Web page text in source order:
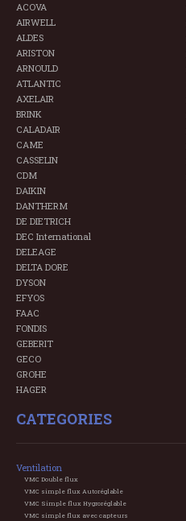
ACOVA
AIRWELL
ALDES
ARISTON
ARNOULD
ATLANTIC
AXELAIR
BRINK
CALADAIR
CAME
CASSELIN
CDM
DAIKIN
DANTHERM
DE DIETRICH
DEC International
DELEAGE
DELTA DORE
DYSON
EFYOS
FAAC
FONDIS
GEBERIT
GECO
GROHE
HAGER
CATEGORIES
Ventilation
VMC Double flux
VMC simple flux Autoréglable
VMC Simple flux Hygroréglable
VMC simple flux avec capteurs